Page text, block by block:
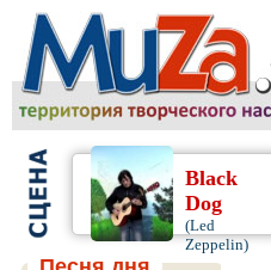
Black
Dog
(Led
Zeppelin)